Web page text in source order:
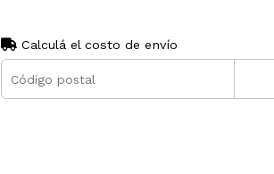
Calculá el costo de envío